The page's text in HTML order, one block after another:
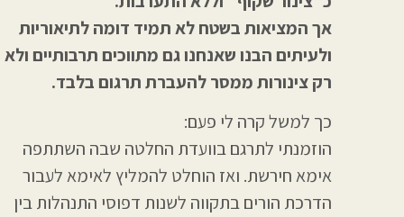
אך המציאות בשטח לא תמיד דומה לתיאוריות
ולעיתים הבנו שאנחנו גם מתווכים תרבותיים ולא
רק צינורות ממסר להעברת תרגום בלבד.
כך למשל קרה לי פעם:
הוזמנתי לתרגם בוועדת החלטה שבה השתתפה
אימא חירשת. ואז הוחלט להמליץ לאימא לעבור
הדרכת הורים בתקווה לשנות דפוסי התנהלות בין